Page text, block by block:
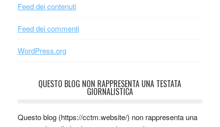
Feed dei contenuti
Feed dei commenti
WordPress.org
QUESTO BLOG NON RAPPRESENTA UNA TESTATA
GIORNALISTICA
Questo blog (https://cctm.website/) non rappresenta una